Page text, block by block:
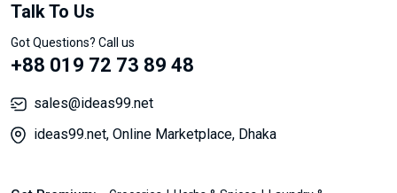
Talk To Us
Got Questions? Call us
+88 019 72 73 89 48
sales@ideas99.net
ideas99.net, Online Marketplace, Dhaka